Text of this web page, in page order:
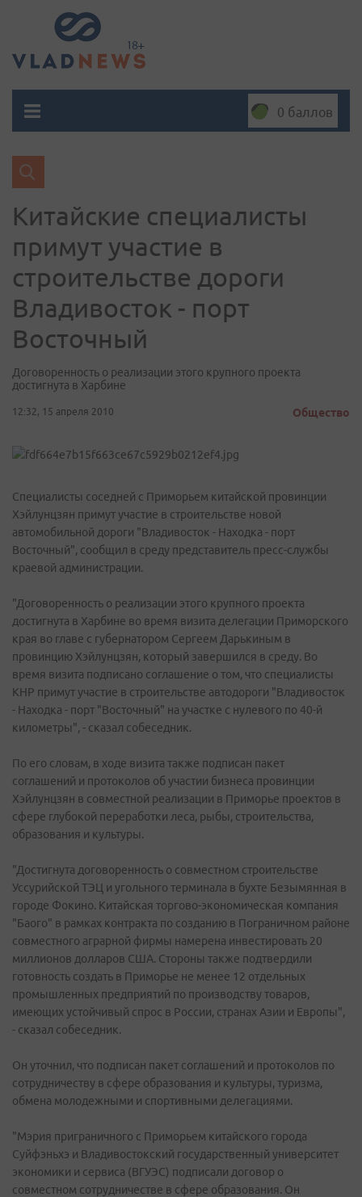
0 баллов
Китайские специалисты
примут участие в
строительстве дороги
Владивосток - порт
Восточный
Договоренность о реализации этого крупного проекта
достигнута в Харбине
12:32, 15 апреля 2010 Общество
Специалисты соседней с Приморьем китайской провинции
Хэйлунцзян примут участие в строительстве новой
автомобильной дороги "Владивосток - Находка - порт
Восточный", сообщил в среду представитель пресс-службы
краевой администрации.
"Договоренность о реализации этого крупного проекта
достигнута в Харбине во время визита делегации Приморского
края во главе с губернатором Сергеем Дарькиным в
провинцию Хэйлунцзян, который завершился в среду. Во
время визита подписано соглашение о том, что специалисты
КНР примут участие в строительстве автодороги "Владивосток
- Находка - порт "Восточный" на участке с нулевого по 40-й
километры", - сказал собеседник.
По его словам, в ходе визита также подписан пакет
соглашений и протоколов об участии бизнеса провинции
Хэйлунцзян в совместной реализации в Приморье проектов в
сфере глубокой переработки леса, рыбы, строительства,
образования и культуры.
"Достигнута договоренность о совместном строительстве
Уссурийской ТЭЦ и угольного терминала в бухте Безымянная в
городе Фокино. Китайская торгово-экономическая компания
"Баого" в рамках контракта по созданию в Пограничном районе
совместного аграрной фирмы намерена инвестировать 20
миллионов долларов США. Стороны также подтвердили
готовность создать в Приморье не менее 12 отдельных
промышленных предприятий по производству товаров,
имеющих устойчивый спрос в России, странах Азии и Европы",
- сказал собеседник.
Он уточнил, что подписан пакет соглашений и протоколов по
сотрудничеству в сфере образования и культуры, туризма,
обмена молодежными и спортивными делегациями.
"Мэрия приграничного с Приморьем китайского города
Суйфэньхэ и Владивостокский государственный университет
экономики и сервиса (ВГУЭС) подписали договор о
совместном сотрудничестве в сфере образования. Он